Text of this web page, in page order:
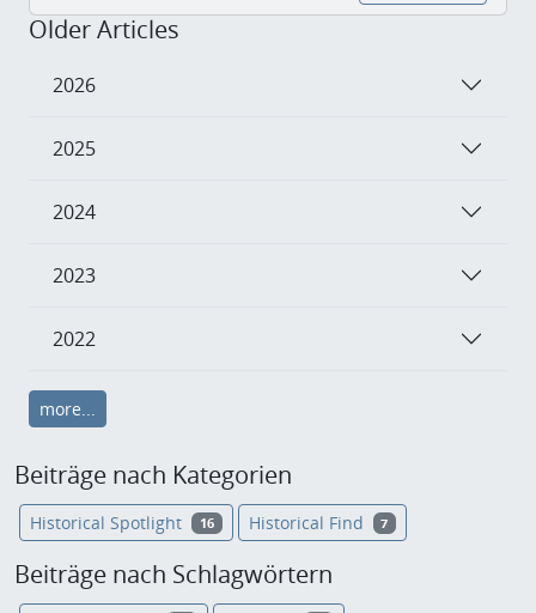
Older Articles
2026
2025
2024
2023
2022
more...
Beiträge nach Kategorien
Historical Spotlight 16 Historical Find 7
Beiträge nach Schlagwörtern